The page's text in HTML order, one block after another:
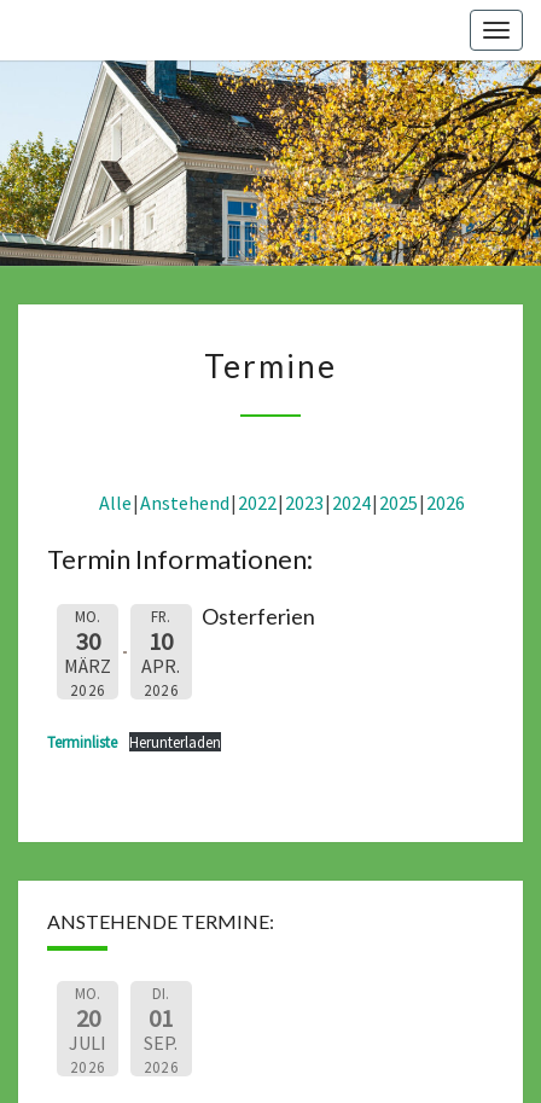
Termine
Alle Anstehend 2022 2023 2024 2025 2026
Termin Informationen:
MO.
30
MÄRZ
2026
FR.
10
APR.
2026
Osterferien
Terminliste Herunterladen
ANSTEHENDE TERMINE:
MO.
20
JULI
2026
DI.
01
SEP.
2026